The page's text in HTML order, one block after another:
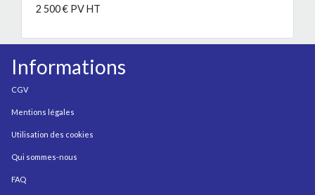
2 500 € PV HT
Informations
CGV
Mentions légales
Utilisation des cookies
Qui sommes-nous
FAQ